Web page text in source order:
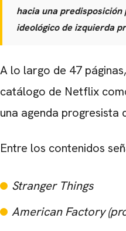
hacia una
ideológico de izquierda
A lo largo de 47
catálogo de Netflix
una agenda progresista
Entre los contenidos
Stranger Things
American Factory